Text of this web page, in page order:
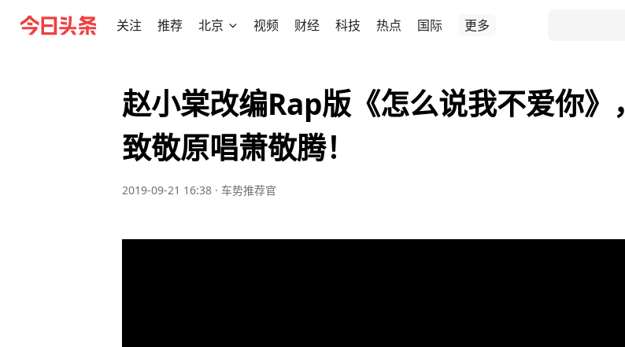
关注 推荐 北京 视频 财经 科技 热点 国际 更多
赵小棠改编Rap版《怎么说我不爱你》，
致敬原唱萧敬腾！
2019-09-21 16:38 · 车势推荐官